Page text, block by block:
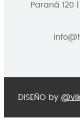
Paraná 120
DISEÑO by